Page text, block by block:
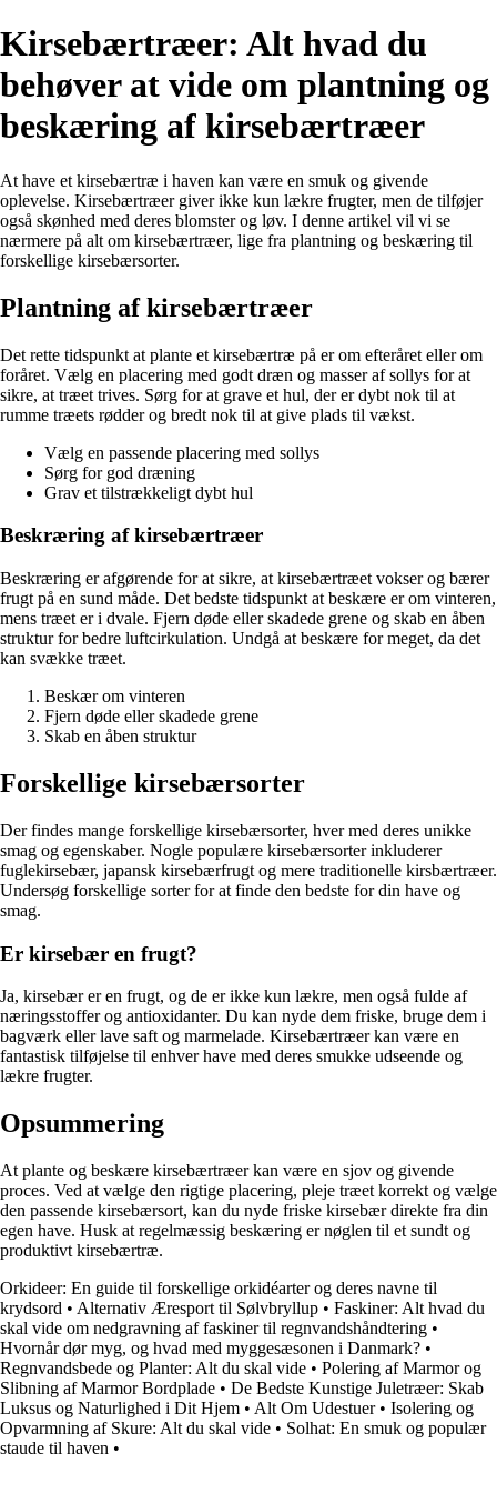
Kirsebærtræer: Alt hvad du
behøver at vide om plantning og
beskæring af kirsebærtræer
At have et kirsebærtræ i haven kan være en smuk og givende
oplevelse. Kirsebærtræer giver ikke kun lækre frugter, men de tilføjer
også skønhed med deres blomster og løv. I denne artikel vil vi se
nærmere på alt om kirsebærtræer, lige fra plantning og beskæring til
forskellige kirsebærsorter.
Plantning af kirsebærtræer
Det rette tidspunkt at plante et kirsebærtræ på er om efteråret eller om
foråret. Vælg en placering med godt dræn og masser af sollys for at
sikre, at træet trives. Sørg for at grave et hul, der er dybt nok til at
rumme træets rødder og bredt nok til at give plads til vækst.
Vælg en passende placering med sollys
Sørg for god dræning
Grav et tilstrækkeligt dybt hul
Beskræring af kirsebærtræer
Beskræring er afgørende for at sikre, at kirsebærtræet vokser og bærer
frugt på en sund måde. Det bedste tidspunkt at beskære er om vinteren,
mens træet er i dvale. Fjern døde eller skadede grene og skab en åben
struktur for bedre luftcirkulation. Undgå at beskære for meget, da det
kan svække træet.
Beskær om vinteren
Fjern døde eller skadede grene
Skab en åben struktur
Forskellige kirsebærsorter
Der findes mange forskellige kirsebærsorter, hver med deres unikke
smag og egenskaber. Nogle populære kirsebærsorter inkluderer
fuglekirsebær, japansk kirsebærfrugt og mere traditionelle kirsbærtræer.
Undersøg forskellige sorter for at finde den bedste for din have og
smag.
Er kirsebær en frugt?
Ja, kirsebær er en frugt, og de er ikke kun lækre, men også fulde af
næringsstoffer og antioxidanter. Du kan nyde dem friske, bruge dem i
bagværk eller lave saft og marmelade. Kirsebærtræer kan være en
fantastisk tilføjelse til enhver have med deres smukke udseende og
lækre frugter.
Opsummering
At plante og beskære kirsebærtræer kan være en sjov og givende
proces. Ved at vælge den rigtige placering, pleje træet korrekt og vælge
den passende kirsebærsort, kan du nyde friske kirsebær direkte fra din
egen have. Husk at regelmæssig beskæring er nøglen til et sundt og
produktivt kirsebærtræ.
Orkideer: En guide til forskellige orkidéarter og deres navne til
krydsord • Alternativ Æresport til Sølvbryllup • Faskiner: Alt hvad du
skal vide om nedgravning af faskiner til regnvandshåndtering •
Hvornår dør myg, og hvad med myggesæsonen i Danmark? •
Regnvandsbede og Planter: Alt du skal vide • Polering af Marmor og
Slibning af Marmor Bordplade • De Bedste Kunstige Juletræer: Skab
Luksus og Naturlighed i Dit Hjem • Alt Om Udestuer• Isolering og
Opvarmning af Skure: Alt du skal vide • Solhat: En smuk og populær
staude til haven •